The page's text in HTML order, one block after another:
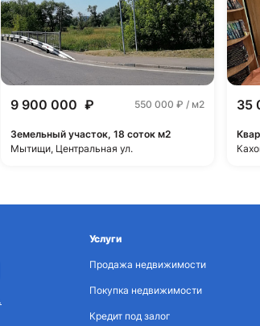
9 900 000 ₽ 550 000 ₽ / м2
Земельный участок, 18 соток м2
Мытищи, Центральная ул.
35
Услуги
Продажа недвижимости
Покупка недвижимости
Кредит под залог